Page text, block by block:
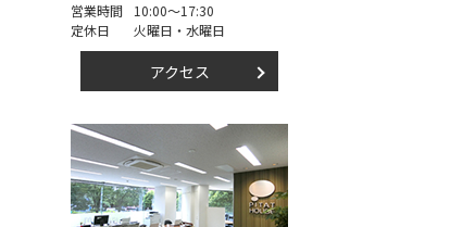
営業時間
10:00～17:30
定休日
火曜日・水曜日
アクセス